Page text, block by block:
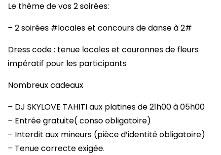
Le thème de vos 2 soirées:
– 2 soirées #locales et concours de danse à 2#
Dress code : tenue locales et couronnes de fleurs
impératif pour les participants
Nombreux cadeaux
– DJ SKYLOVE TAHITI aux platines de 21h00 à 05h00
– Entrée gratuite( conso obligatoire)
– Interdit aux mineurs (pièce d’identité obligatoire)
– Tenue correcte exigée.